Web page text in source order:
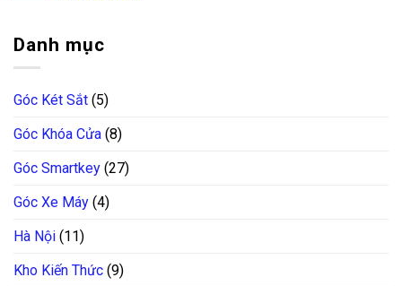
Danh mục
Góc Két Sắt (5)
Góc Khóa Cửa (8)
Góc Smartkey (27)
Góc Xe Máy (4)
Hà Nội (11)
Kho Kiến Thức (9)